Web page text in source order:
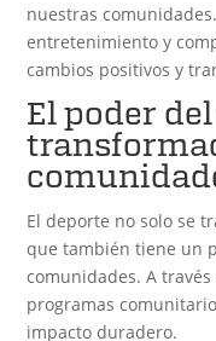
nuestras
entretenimiento y
cambios positivos y
El poder
El deporte no solo se
que también tiene un
comunidades. A
programas
impacto duradero.